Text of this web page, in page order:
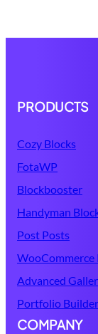
PRODUCTS
Cozy Blocks
FotaWP
Blockbooster
Handyman
Post Posts
WooCommerce
Advanced
Portfolio Builder
COMPANY